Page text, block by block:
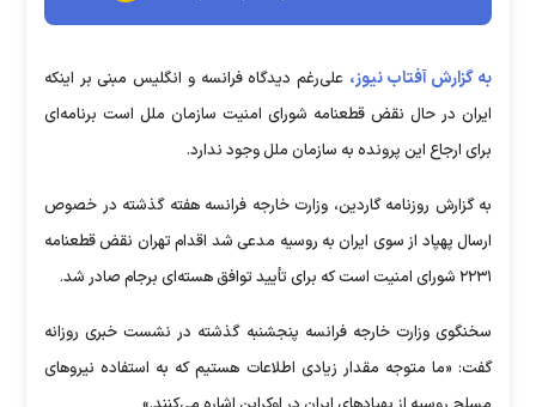
به گزارش آفتاب نیوز، علی‌رغم دیدگاه فرانسه و انگلیس مبنی بر اینکه
ایران در حال نقض قطعنامه شورای امنیت سازمان ملل است برنامه‌ای
برای ارجاع این پرونده به سازمان ملل وجود ندارد.
به گزارش روزنامه گاردین، وزارت خارجه فرانسه هفته گذشته در خصوص
ارسال پهپاد از سوی ایران به روسیه مدعی شد اقدام تهران نقض قطعنامه
۲۲۳۱ شورای امنیت است که برای تأیید توافق هسته‌ای برجام صادر شد.
سخنگوی وزارت خارجه فرانسه پنجشنبه گذشته در نشست خبری روزانه
گفت: «ما متوجه مقدار زیادی اطلاعات هستیم که به استفاده نیروهای